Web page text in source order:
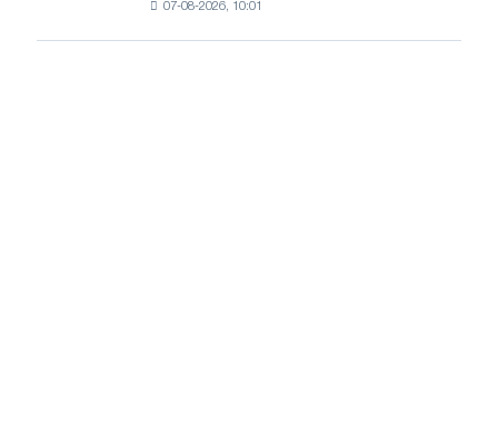
Ярославля
07-08-2026, 10:01